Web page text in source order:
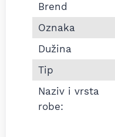
Brend
Oznaka
Dužina
Tip
Naziv i vrsta
robe: